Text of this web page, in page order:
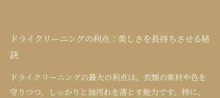
ドライクリーニングの利点：美しさを長持ちさせる秘
訣
ドライクリーニングの最大の利点は、衣類の素材や色を
守りつつ、しっかりと油汚れを落とす能力です。特に、